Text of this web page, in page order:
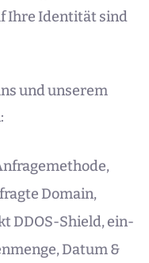
Ihre Identität sind
und unserem
Domain,
DDOS-Shield, ein-
Datum &